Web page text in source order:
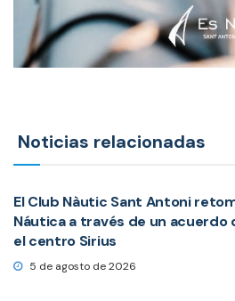
Noticias relacionadas
El Club Nàutic Sant Antoni
Náutica a través de un acuerdo
el centro Sirius
5 de agosto de 2026